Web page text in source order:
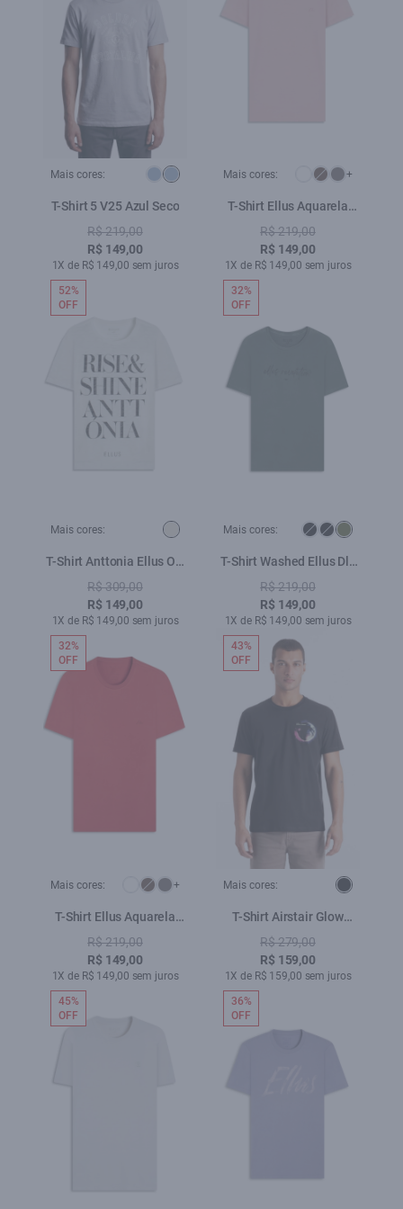
Mais cores:
T-Shirt 5 V25 Azul Seco
R$ 219,00
R$ 149,00
1X de R$ 149,00 sem juros
Mais cores: +
T-Shirt Ellus Aquarela
Classic Blush
R$ 219,00
R$ 149,00
1X de R$ 149,00 sem juros
Mais cores:
T-Shirt Anttonia Ellus Off
White
R$ 309,00
R$ 149,00
1X de R$ 149,00 sem juros
52%
OFF
Mais cores:
T-Shirt Washed Ellus Dlx
Floresta
R$ 219,00
R$ 149,00
1X de R$ 149,00 sem juros
32%
OFF
Mais cores: +
T-Shirt Ellus Aquarela
Classic Cereja
R$ 219,00
R$ 149,00
1X de R$ 149,00 sem juros
32%
OFF
Mais cores:
T-Shirt Airstair Glow
Preto
R$ 279,00
R$ 159,00
1X de R$ 159,00 sem juros
43%
OFF
45%
OFF
36%
OFF